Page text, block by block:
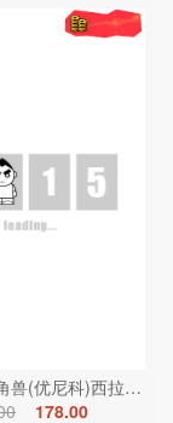
兽(优尼科)西拉红葡
178.00